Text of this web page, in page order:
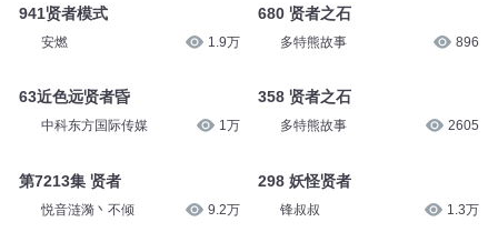
941贤者模式
安燃 1.9万
63近色远贤者昏
中科东方国际传媒 1万
第7213集 贤者
悦音涟漪丶不倾 9.2万
680 贤者之石
多特熊故事 896
358 贤者之石
多特熊故事 2605
298 妖怪贤者
锋叔叔 1.3万